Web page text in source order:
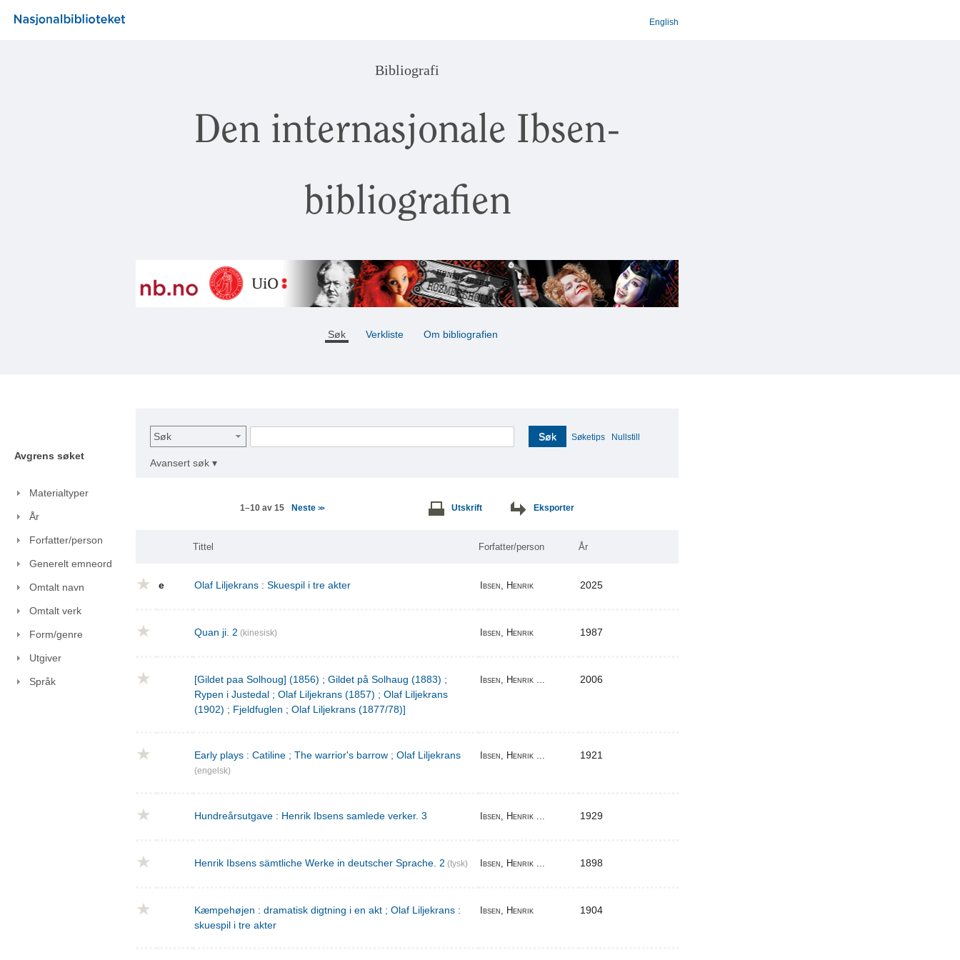
English
Bibliografi
Den internasjonale Ibsen-
bibliografien
Søk Verkliste Om bibliografien
Avgrens søket
Materialtyper
År
Forfatter/person
Generelt emneord
Omtalt navn
Omtalt verk
Form/genre
Utgiver
Språk
Søk Søk Søketips Nullstill
Avansert søk ▾
1–10 av 15 Neste>> Utskrift Eksporter
Tittel Forfatter/person År
e Olaf Liljekrans : Skuespil i tre akter Ibsen, Henrik 2025
Quan ji. 2 (kinesisk) Ibsen, Henrik 1987
[Gildet paa Solhoug] (1856) ; Gildet på Solhaug (1883) ;
Rypen i Justedal ; Olaf Liljekrans (1857) ; Olaf Liljekrans
(1902) ; Fjeldfuglen ; Olaf Liljekrans (1877/78)]
Ibsen, Henrik ... 2006
Early plays : Catiline ; The warrior's barrow ; Olaf Liljekrans
(engelsk)
Ibsen, Henrik ... 1921
Hundreårsutgave : Henrik Ibsens samlede verker. 3 Ibsen, Henrik ... 1929
Henrik Ibsens sämtliche Werke in deutscher Sprache. 2 (tysk) Ibsen, Henrik ... 1898
Kæmpehøjen : dramatisk digtning i en akt ; Olaf Liljekrans :
skuespil i tre akter
Ibsen, Henrik 1904